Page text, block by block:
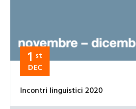
1 st
DEC
Incontri linguistici 2020